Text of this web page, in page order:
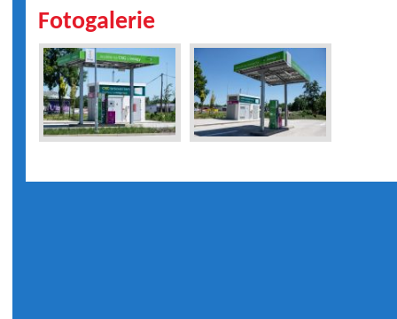
Fotogalerie